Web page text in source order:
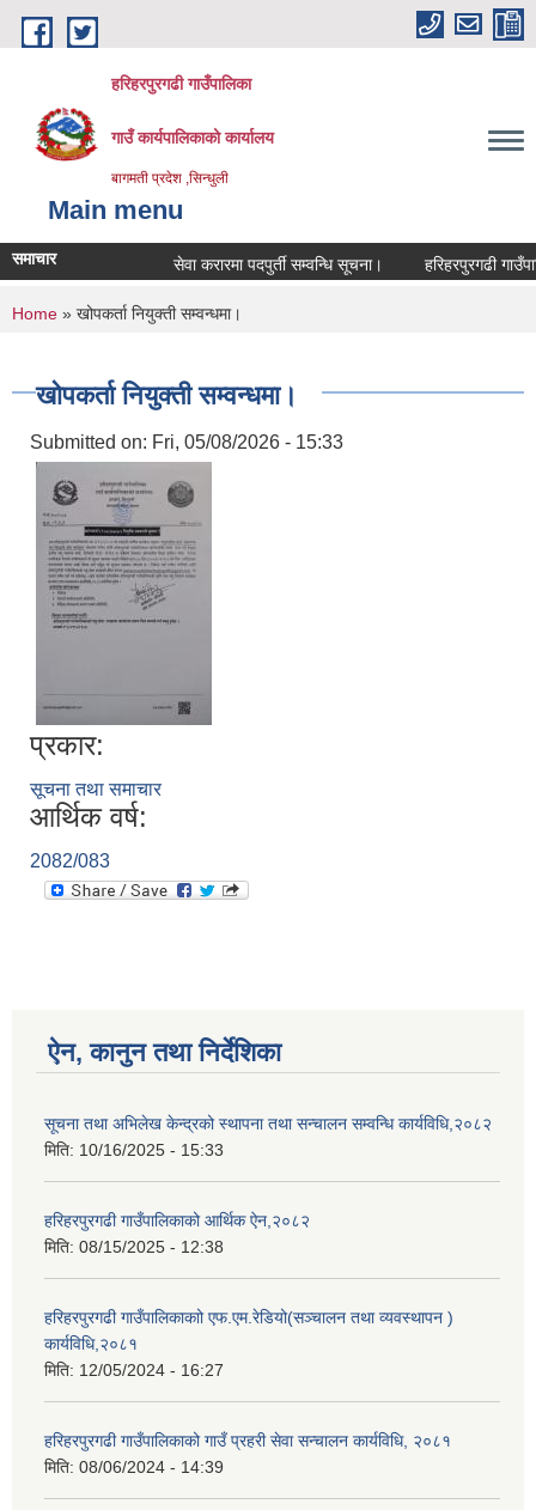
Skip to main content
हरिहरपुरगढी गाउँपालिका
गाउँ कार्यपालिकाको कार्यालय
बागमती प्रदेश ,सिन्धुली
Main menu
समाचार सेवा करारमा पदपुर्ती सम्वन्धि सूचना। हरिहरपुरगढी
You are here
Home » खोपकर्ता नियुक्ती सम्वन्धमा।
खोपकर्ता नियुक्ती सम्वन्धमा।
Submitted on: Fri, 05/08/2026 - 15:33
प्रकार:
सूचना तथा समाचार
आर्थिक वर्ष:
2082/083
ऐन, कानुन तथा निर्देशिका
सूचना तथा अभिलेख केन्द्रको स्थापना तथा सन्चालन सम्वन्धि कार्यविधि,२०८२
मिति: 10/16/2025 - 15:33
हरिहरपुरगढी गाउँपालिकाको आर्थिक ऐन,२०८२
मिति: 08/15/2025 - 12:38
हरिहरपुरगढी गाउँपालिकाकाो एफ.एम.रेडियो(सञ्चालन तथा व्यवस्थापन )
कार्यविधि,२०८१
मिति: 12/05/2024 - 16:27
हरिहरपुरगढी गाउँपालिकाको गाउँ प्रहरी सेवा सन्चालन कार्यविधि, २०८१
मिति: 08/06/2024 - 14:39